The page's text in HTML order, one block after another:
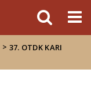
> 37. OTDK KARI